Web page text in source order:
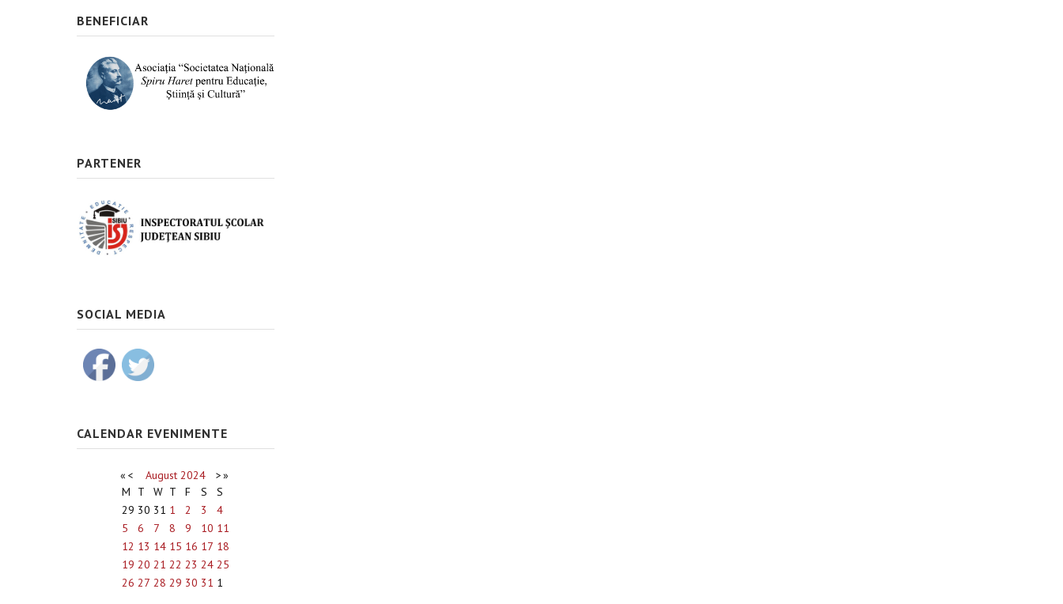
BENEFICIAR
PARTENER
SOCIAL MEDIA
CALENDAR EVENIMENTE
« < August 2024 >»
M
T W T F S
S
29 30 31 1 2 3
4
5
6 7 8 9 10 11
12 13 14 15 16 17 18
19 20 21 22 23 24 25
26 27 28 29 30 31 1